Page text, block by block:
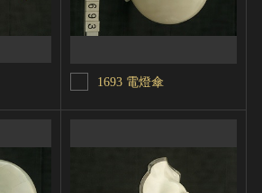
1693 電燈傘